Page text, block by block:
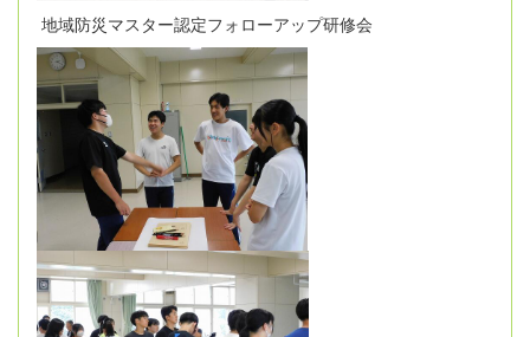
地域防災マスター認定フォローアップ研修会